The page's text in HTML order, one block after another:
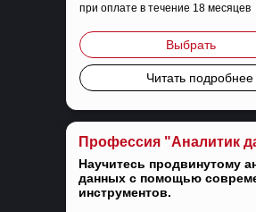
при оплате в течение 18 месяцев
Выбрать
Читать подробнее
Научитесь продвинутому
данных с помощью
инструментов.
Профессия "Аналитик